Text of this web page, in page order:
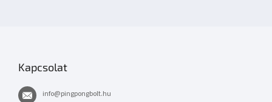
Kapcsolat
info@pingpongbolt.hu